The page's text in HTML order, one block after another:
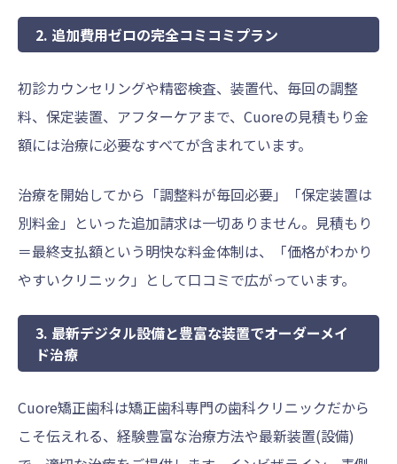
2. 追加費用ゼロの完全コミコミプラン
初診カウンセリングや精密検査、装置代、毎回の調整
料、保定装置、アフターケアまで、Cuoreの見積もり金
額には治療に必要なすべてが含まれています。
治療を開始してから「調整料が毎回必要」「保定装置は
別料金」といった追加請求は一切ありません。見積もり
＝最終支払額という明快な料金体制は、「価格がわかり
やすいクリニック」として口コミで広がっています。
3. 最新デジタル設備と豊富な装置でオーダーメイ
ド治療
Cuore矯正歯科は矯正歯科専門の歯科クリニックだから
こそ伝えれる、経験豊富な治療方法や最新装置(設備)